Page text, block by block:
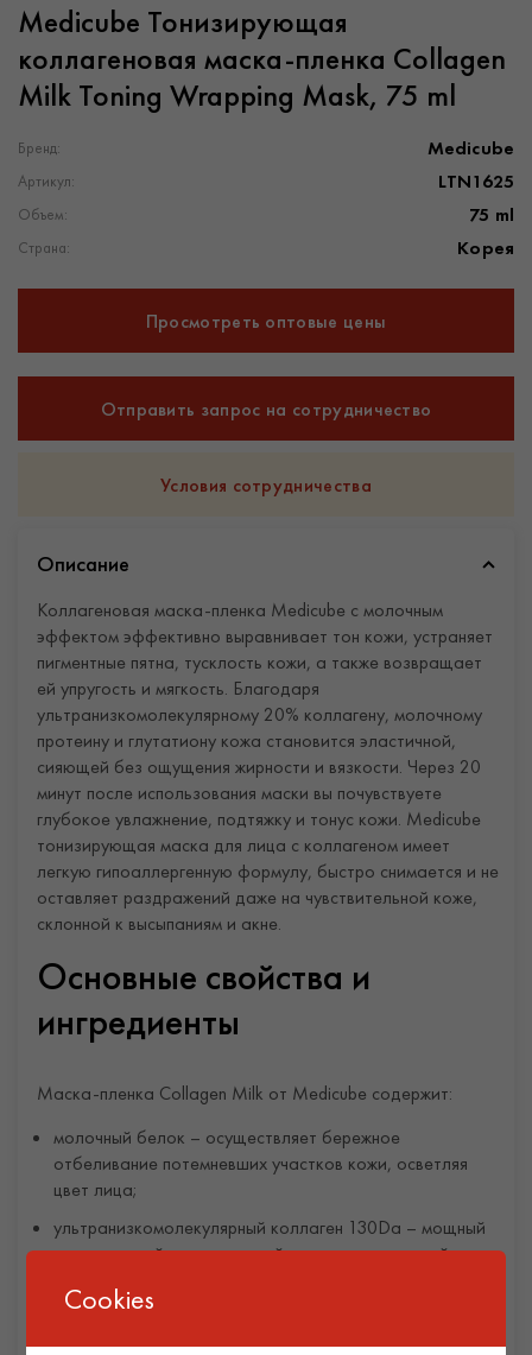
Medicube Тонизирующая
коллагеновая маска-пленка Collagen
Milk Toning Wrapping Mask, 75 ml
Бренд: Medicube
Артикул: LTN1625
Объем: 75 ml
Страна: Корея
Просмотреть оптовые цены
Отправить запрос на сотрудничество
Условия сотрудничества
Описание
Коллагеновая маска-пленка Medicube с молочным
эффектом эффективно выравнивает тон кожи, устраняет
пигментные пятна, тусклость кожи, а также возвращает
ей упругость и мягкость. Благодаря
ультранизкомолекулярному 20% коллагену, молочному
протеину и глутатиону кожа становится эластичной,
сияющей без ощущения жирности и вязкости. Через 20
минут после использования маски вы почувствуете
глубокое увлажнение, подтяжку и тонус кожи. Medicube
тонизирующая маска для лица с коллагеном имеет
легкую гипоаллергенную формулу, быстро снимается и не
оставляет раздражений даже на чувствительной коже,
склонной к высыпаниям и акне.
Основные свойства и
ингредиенты
Маска-пленка Collagen Milk от Medicube содержит:
молочный белок – осуществляет бережное
отбеливание потемневших участков кожи, осветляя
цвет лица;
ультранизкомолекулярный коллаген 130Da – мощный
увлажняющий и питательный компонент, который
упругость и гладкость;
глутатион и 5% ниацинамид выравнивают тон и
Cookies